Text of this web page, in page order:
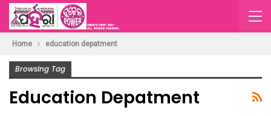
Home education depatment
Browsing Tag
Education Depatment